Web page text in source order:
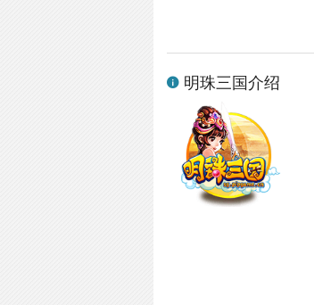
明珠三国介绍